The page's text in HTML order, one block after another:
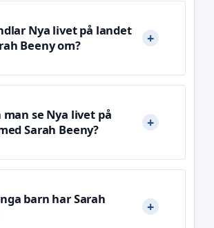
Nya livet på landet
Beeny om?
man se Nya livet på
Sarah Beeny?
barn har Sarah